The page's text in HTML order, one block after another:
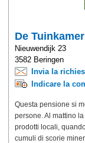
De Tuinkamer
Nieuwendijk 23
3582 Beringen
Invia la
Indicare la
Questa pensione si
persone. Al mattino
prodotti locali,
cumuli di scorie